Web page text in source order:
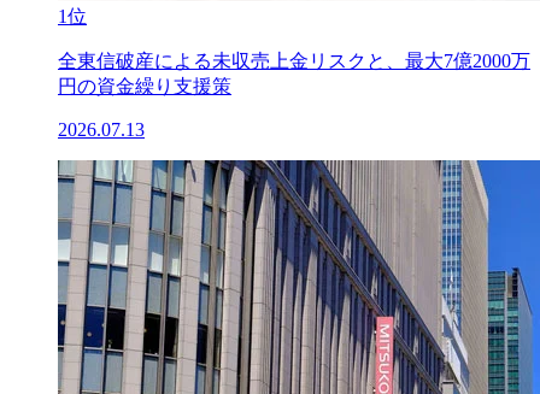
1位
全東信破産による未収売上金リスクと、最大7億2000万
円の資金繰り支援策
2026.07.13